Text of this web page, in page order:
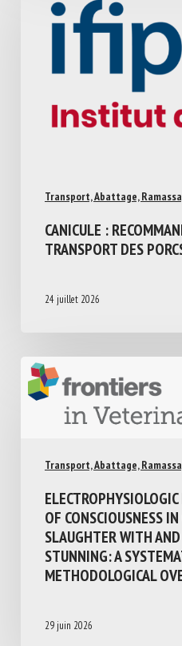
Transport, Abattage,
CANICULE :
TRANSPORT DES
24 juillet 2026
Transport, Abattage,
OF CONSCIOUSNESS
SLAUGHTER WITH
STUNNING: A
METHODOLOGICAL
29 juin 2026